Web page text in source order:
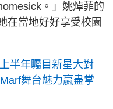
。」姚焯菲的
在當地好好享受校園
半年矚目新星大對
舞台魅力贏盡掌